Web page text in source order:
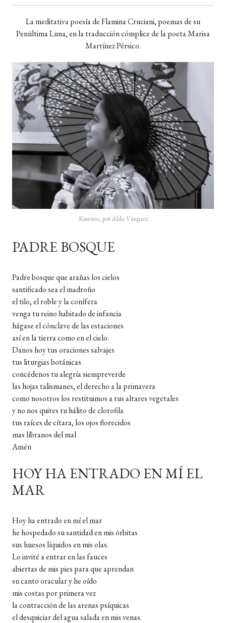
La meditativa poesía de Flamina Cruciani, poemas de su
Penúltima Luna, en la traducción cómplice de la poeta Marisa
Martínez Pérsico.
Kimono, por Aldo Vásquez
PADRE BOSQUE
Padre bosque que arañas los cielos
santificado sea el madroño
el tilo, el roble y la conífera
venga tu reino habitado de infancia
hágase el cónclave de las estaciones
así en la tierra como en el cielo.
Danos hoy tus oraciones salvajes
tus liturgias botánicas
concédenos tu alegría siempreverde
las hojas talismanes, el derecho a la primavera
como nosotros los restituimos a tus altares vegetales
y no nos quites tu hálito de clorofila
tus raíces de cítara, los ojos florecidos
mas líbranos del mal
Amén
HOY HA ENTRADO EN MÍ EL
MAR
Hoy ha entrado en mí el mar
he hospedado su santidad en mis órbitas
sus huesos líquidos en mis olas.
Lo invité a entrar en las fauces
abiertas de mis pies para que aprendan
su canto oracular y he oído
mis costas por primera vez
la contracción de las arenas psíquicas
el desquiciar del agua salada en mis venas.